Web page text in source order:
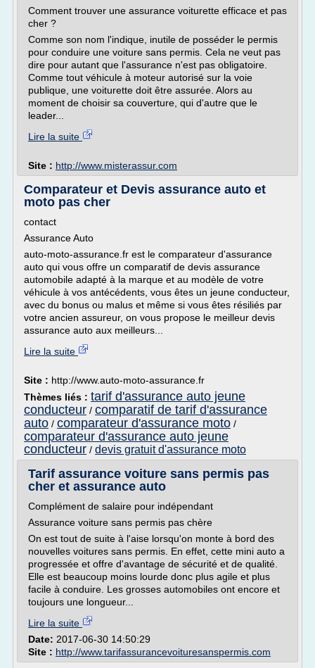
Comment trouver une assurance voiturette efficace et pas
cher ?
Comme son nom l'indique, inutile de posséder le permis
pour conduire une voiture sans permis. Cela ne veut pas
dire pour autant que l'assurance n'est pas obligatoire.
Comme tout véhicule à moteur autorisé sur la voie
publique, une voiturette doit être assurée. Alors au
moment de choisir sa couverture, qui d'autre que le
leader...
Lire la suite
Site : http://www.misterassur.com
Comparateur et Devis assurance auto et
moto pas cher
contact
Assurance Auto
auto-moto-assurance.fr est le comparateur d'assurance
auto qui vous offre un comparatif de devis assurance
automobile adapté à la marque et au modèle de votre
véhicule à vos antécédents, vous êtes un jeune conducteur,
avec du bonus ou malus et même si vous êtes résiliés par
votre ancien assureur, on vous propose le meilleur devis
assurance auto aux meilleurs...
Lire la suite
Site : http://www.auto-moto-assurance.fr
Thèmes liés : tarif d'assurance auto jeune
conducteur / comparatif de tarif d'assurance
auto / comparateur d'assurance moto /
comparateur d'assurance auto jeune
conducteur / devis gratuit d'assurance moto
Tarif assurance voiture sans permis pas
cher et assurance auto
Complément de salaire pour indépendant
Assurance voiture sans permis pas chère
On est tout de suite à l'aise lorsqu'on monte à bord des
nouvelles voitures sans permis. En effet, cette mini auto a
progressée et offre d'avantage de sécurité et de qualité.
Elle est beaucoup moins lourde donc plus agile et plus
facile à conduire. Les grosses automobiles ont encore et
toujours une longueur...
Lire la suite
Date: 2017-06-30 14:50:29
Site : http://www.tarifassurancevoituresanspermis.com